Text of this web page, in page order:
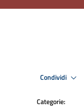
Condividi
Categorie: